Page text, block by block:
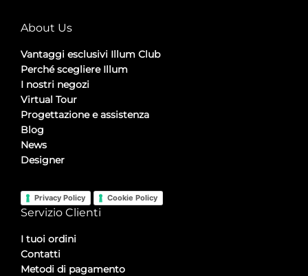
About Us
Vantaggi esclusivi Illum Club
Perché scegliere Illum
I nostri negozi
Virtual Tour
Progettazione e assistenza
Blog
News
Designer
Privacy Policy Cookie Policy
Servizio Clienti
I tuoi ordini
Contatti
Metodi di pagamento